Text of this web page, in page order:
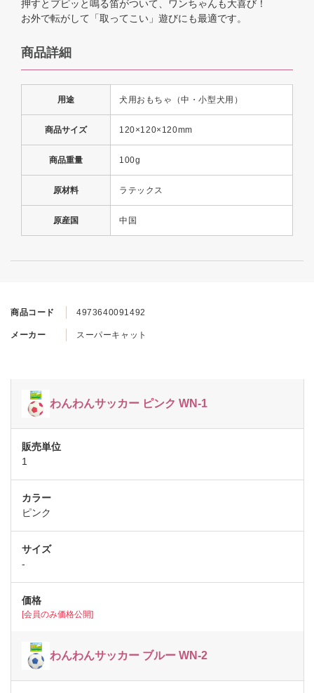
商品コード 4973640091492
メーカー スーパーキャット
わんわんサッカー ピンク WN-1
1
ピンク
-
[会員のみ価格公開]
わんわんサッカー ブルー WN-2
押すとプピッと鳴る笛がついて、ワンちゃんも大喜び！
お外で転がして「取ってこい」遊びにも最適です。
商品詳細
用途 犬用おもちゃ（中・小型犬用）
商品サイズ 120×120×120mm
商品重量 100g
原材料 ラテックス
原産国 中国